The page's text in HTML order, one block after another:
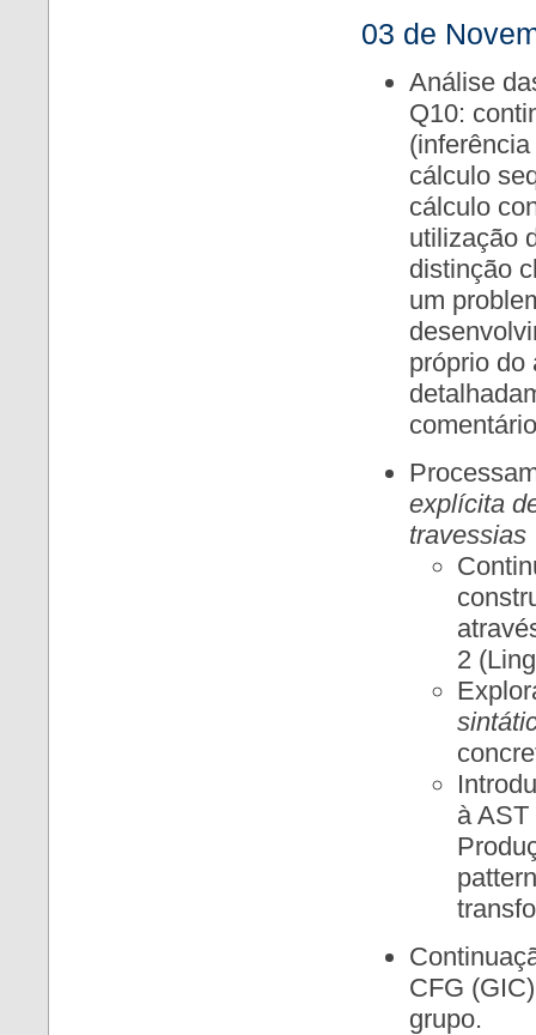
03 de
Análise
Q10:
cálculo
cálculo
utilização
distinção
um
próprio do
explícita
travessias
2
à
CFG
grupo.